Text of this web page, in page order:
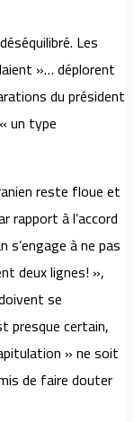
Les
»… déplorent
du président
un type
reste floue et
rapport à l’accord
s’engage à ne pas
deux lignes! »,
se
presque certain,
» ne soit
de faire douter